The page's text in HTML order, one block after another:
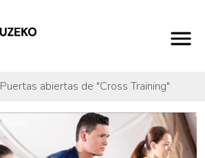
Puertas abiertas de "Cross Training"